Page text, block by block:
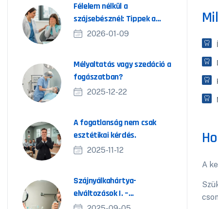
Félelem nélkül a
szájsebésznél: Tippek a
szorongás leküzdéséhez
2026-01-09
Mélyaltatás vagy szedáció a
fogászatban?
2025-12-22
A fogatlanság nem csak
esztétikai kérdés.
2025-11-12
Szájnyálkahártya-
elváltozások I. –
Daganatmegelőző állapotok
A